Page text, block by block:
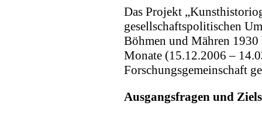
Das Projekt
gesellschaftspolitischen
Böhmen und Mähren
Monate (15.12.2006 –
Forschungsgemeinschaft
Ausgangsfragen und